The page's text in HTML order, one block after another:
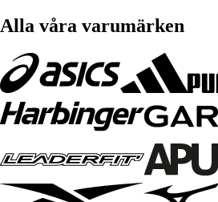
Alla våra varumärken